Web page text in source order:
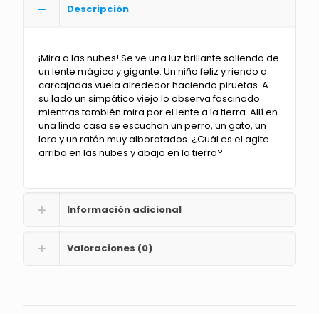
Descripción
¡Mira a las nubes! Se ve una luz brillante saliendo de
un lente mágico y gigante. Un niño feliz y riendo a
carcajadas vuela alrededor haciendo piruetas. A
su lado un simpático viejo lo observa fascinado
mientras también mira por el lente a la tierra. Allí en
una linda casa se escuchan un perro, un gato, un
loro y un ratón muy alborotados. ¿Cuál es el agite
arriba en las nubes y abajo en la tierra?
Información adicional
Valoraciones (0)